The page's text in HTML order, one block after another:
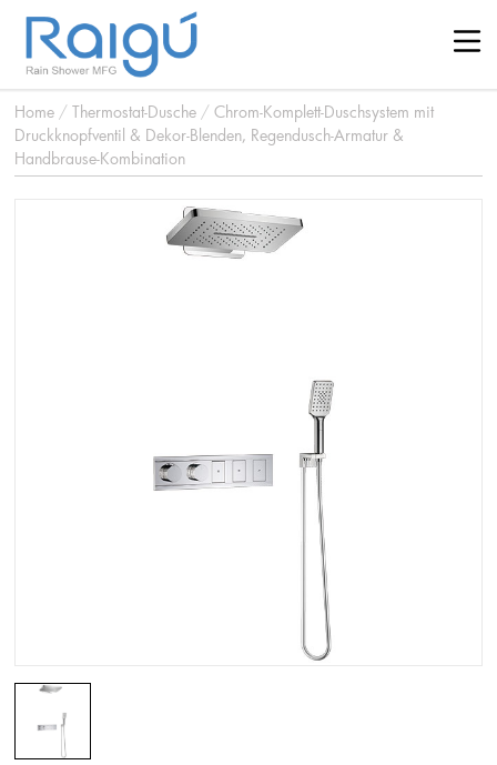
Home /Thermostat-Dusche /Chrom-Komplett-Duschsystem mit
Druckknopfventil & Dekor-Blenden, Regendusch-Armatur &
Handbrause-Kombination